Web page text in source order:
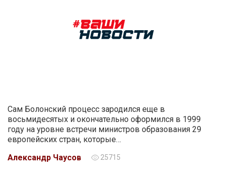
Сам Болонский процесс зародился еще в
восьмидесятых и окончательно оформился в 1999
году на уровне встречи министров образования 29
европейских стран, которые…
Александр Чаусов
25715